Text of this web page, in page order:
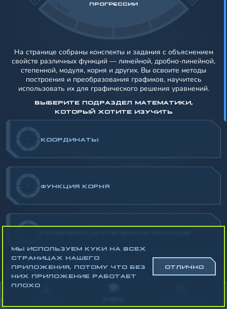
ПРОГРЕССИИ
- КООРДИНАТЫ
- ФУНКЦИЯ КОРНЯ
- ПРЕОБРАЗОВАНИЯ ГРАФИКОВ ФУНКЦИЙ
ВЫБЕРИТЕ ПОДРАЗДЕЛ МАТЕМАТИКИ,
КОТОРЫЙ ХОТИТЕ ИЗУЧИТЬ
На странице собраны конспекты и задания с объяснением
свойств различных функций — линейной, дробно‑линейной,
степенной, модуля, корня и других. Вы освоите методы
построения и преобразования графиков, научитесь
использовать их для графического решения уравнений.
МЫ ИСПОЛЬЗУЕМ КУКИ НА ВСЕХ
СТРАНИЦАХ НАШЕГО
ПРИЛОЖЕНИЯ, ПОТОМУ ЧТО БЕЗ
НИХ ПРИЛОЖЕНИЕ РАБОТАЕТ
ПЛОХО
ОТЛИЧНО